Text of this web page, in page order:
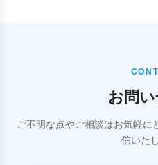
お問
ご不明な点やご相談はお気軽に
信いた